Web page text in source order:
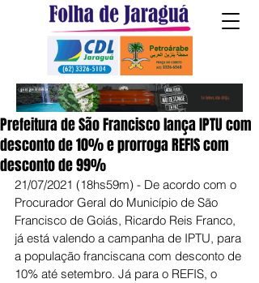
Prefeitura de São Francisco lança IPTU com
desconto de 10% e prorroga REFIS com
desconto de 99%
21/07/2021 (18hs59m) - De acordo com o
Procurador Geral do Município de São
Francisco de Goiás, Ricardo Reis Franco,
já está valendo a campanha de IPTU, para
a população franciscana com desconto de
10% até setembro. Já para o REFIS, o